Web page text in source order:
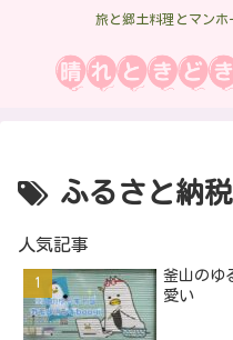
旅と郷土料理とマン
ふるさと納税
人気記事
釜山のゆ
愛い